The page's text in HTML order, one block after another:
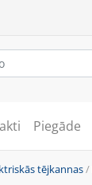
Piegāde
tējkannas/